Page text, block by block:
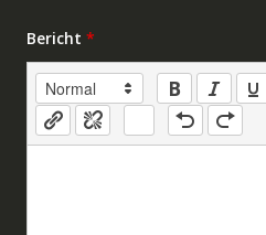
Bericht *